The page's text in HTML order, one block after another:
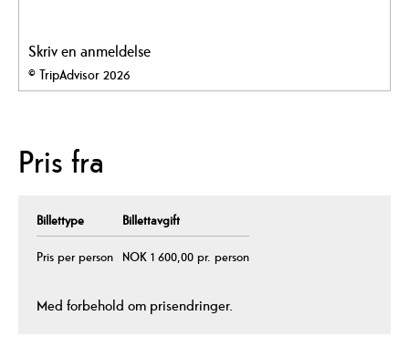
Skriv en anmeldelse
© TripAdvisor 2026
Pris fra
Billettype Billettavgift
Pris per person NOK 1 600,00 pr. person
Med forbehold om prisendringer.